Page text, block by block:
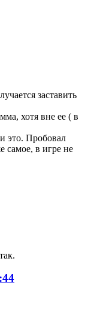
заставить
хотя вне ее ( в
это. Пробовал
самое, в игре не